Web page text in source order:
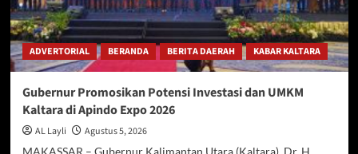
ADVERTORIAL BERANDA BERITA DAERAH KABAR KALTARA
Gubernur Promosikan Potensi Investasi dan UMKM
Kaltara di Apindo Expo 2026
AL Layli
Agustus 5, 2026
MAKASSAR – Gubernur Kalimantan Utara (Kaltara), Dr. H.